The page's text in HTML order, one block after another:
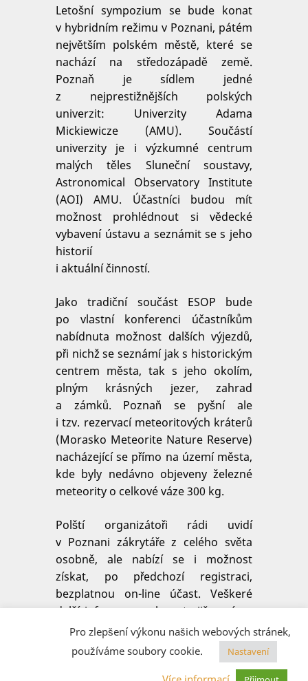
Letošní sympozium se bude konat
v hybridním režimu v Poznani, pátém
největším polském městě, které se
nachází na středozápadě země.
Poznaň je sídlem jedné
z nejprestižnějších polských
univerzit: Univerzity Adama
Mickiewicze (AMU). Součástí
univerzity je i výzkumné centrum
malých těles Sluneční soustavy,
Astronomical Observatory Institute
(AOI) AMU. Účastníci budou mít
možnost prohlédnout si vědecké
vybavení ústavu a seznámit se s jeho
historií
i aktuální činností.
Jako tradiční součást ESOP bude
po vlastní konferenci účastníkům
nabídnuta možnost dalších výjezdů,
při nichž se seznámí jak s historickým
centrem města, tak s jeho okolím,
plným krásných jezer, zahrad
a zámků. Poznaň se pyšní ale
i tzv. rezervací meteoritových kráterů
(Morasko Meteorite Nature Reserve)
nacházející se přímo na území města,
kde byly nedávno objeveny železné
meteority o celkové váze 300 kg.
Polští organizátoři rádi uvidí
v Poznani zákrytáře z celého světa
osobně, ale nabízí se i možnost
získat, po předchozí registraci,
bezplatnou on-line účast. Veškeré
další informace naleznete již nyní na
stránkách sympozia:
https://esop44.iota-es.de.
Pro zlepšení výkonu našich webových stránek,
používáme soubory cookie.
Nastavení